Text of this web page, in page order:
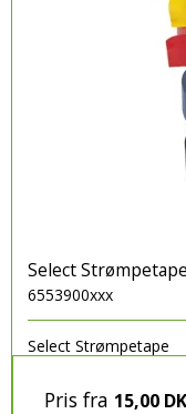
Select Strømpetape
6553900xxx
Select Strømpetape
Pris fra 15,00